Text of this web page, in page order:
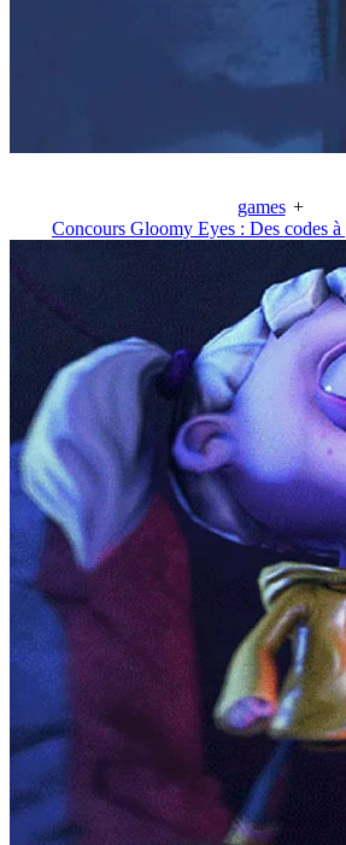
games +
Concours Gloomy Eyes : Des codes